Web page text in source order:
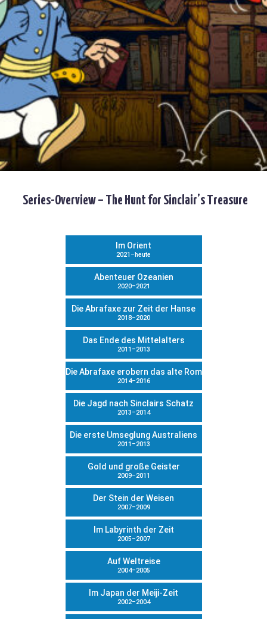
Series-Overview – The Hunt for Sinclair’s Treasure
Im Orient
2021–heute
Abenteuer Ozeanien
2020–2021
Die Abrafaxe zur Zeit der Hanse
2018–2020
Das Ende des Mittelalters
2011–2013
Die Abrafaxe erobern das alte Rom
2014–2016
Die Jagd nach Sinclairs Schatz
2013–2014
Die erste Umseglung Australiens
2011–2013
Gold und große Geister
2009–2011
Der Stein der Weisen
2007–2009
Im Labyrinth der Zeit
2005–2007
Auf Weltreise
2004–2005
Im Japan der Meiji-Zeit
2002–2004